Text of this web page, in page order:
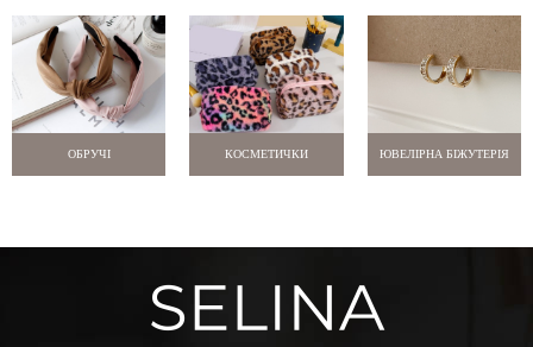
ОБРУЧІ КОСМЕТИЧКИ ЮВЕЛІРНА БІЖУТЕРІЯ